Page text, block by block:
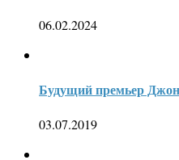
06.02.2024
Будущий премьер
03.07.2019